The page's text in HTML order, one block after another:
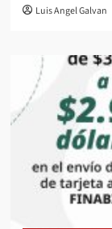
Luis Angel Galvan